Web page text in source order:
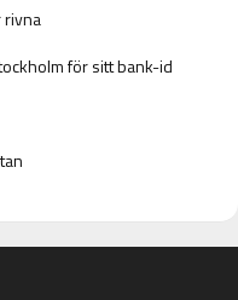
rivna
för sitt bank-id